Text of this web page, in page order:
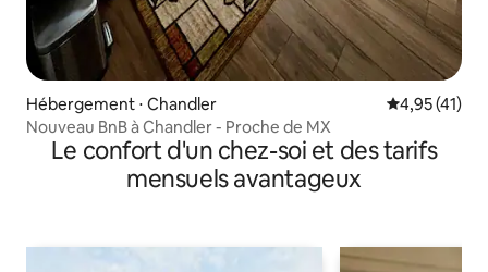
Hébergement ⋅ Chandler Évaluation
4,95 (41)
Nouveau BnB à Chandler - Proche de MX
Le confort d'un chez-soi et des tarifs
mensuels avantageux